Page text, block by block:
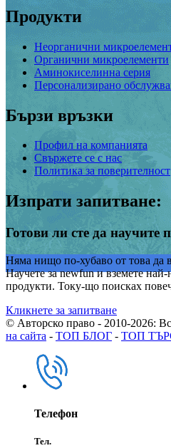
Продукти
Неорганични
Органични микроелементи
Аминокиселинна серия
Персонализирано
Бързи връзки
Профил на компанията
Свържете се с нас
Политика за поверителност
Изпрати запитване:
Готови ли сте да научите
Няма нищо по-хубаво от това да
Научете за newfun и вземете
продукти. Току-що поисках
Кликнете за запитване
© Авторско право - 2010-2026:
на сайта - ТОП БЛОГ - ТОП
Телефон
Тел.